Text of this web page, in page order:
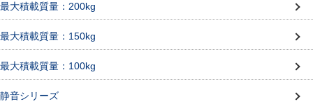
最大積載質量：200kg
最大積載質量：150kg
最大積載質量：100kg
静音シリーズ